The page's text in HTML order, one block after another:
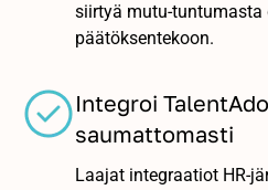
siirtyä mutu-tuntumasta
päätöksentekoon.
Integroi
saumattomasti
Laajat integraatiot HR-